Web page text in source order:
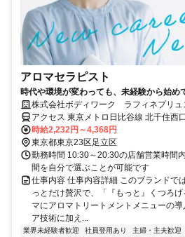
アロマセラピスト
時代や環境が変わっても、未経験から始め
の仕事。手に職を身につけて、生き方を変
株式会社ボディワーク ラフィネプリ
アクセス 東京メトロ日比谷線 北千住西
〔スカイツリーライン〕 北千住西口徒
口徒歩約1分 最寄駅：北千住駅
時給2,232円～4,368円
東京都東京23区足立区
勤務時間 10:30～20:30の店舗営業時間
間を自分で選ぶことが可能です
仕事内容 仕事内容詳細 このブランドで
っとだけ贅沢で、「『もっと』くつろ
マにアロマトリートメントメニューの
ア技術に加え...
業界未経験者歓迎 社員登用あり 主婦・主夫歓迎